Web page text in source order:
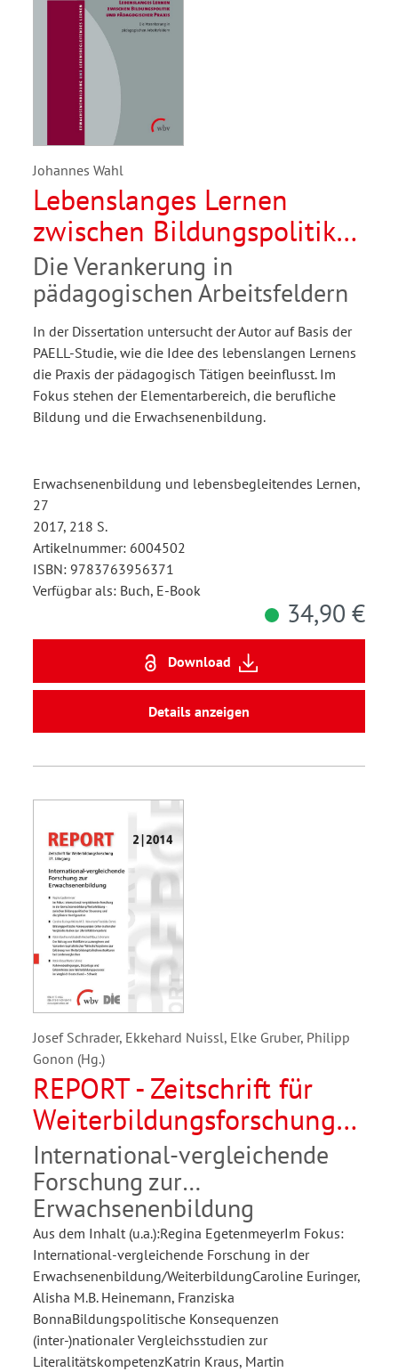
Johannes Wahl
Lebenslanges Lernen
zwischen Bildungspolitik
und pädagogischer Praxis
Die Verankerung in
pädagogischen Arbeitsfeldern
In der Dissertation untersucht der Autor auf Basis der
PAELL-Studie, wie die Idee des lebenslangen Lernens
die Praxis der pädagogisch Tätigen beeinflusst. Im
Fokus stehen der Elementarbereich, die berufliche
Bildung und die Erwachsenenbildung.
Erwachsenenbildung und lebensbegleitendes Lernen,
27
2017, 218 S.
Artikelnummer: 6004502
ISBN: 9783763956371
Verfügbar als: Buch, E-Book
34,90 €
Download
Details anzeigen
Josef Schrader, Ekkehard Nuissl, Elke Gruber, Philipp
Gonon (Hg.)
REPORT - Zeitschrift für
Weiterbildungsforschung
02/2014
International-vergleichende
Forschung zur
Erwachsenenbildung
Aus dem Inhalt (u.a.):Regina EgetenmeyerIm Fokus:
International-vergleichende Forschung in der
Erwachsenenbildung/WeiterbildungCaroline Euringer,
Alisha M.B. Heinemann, Franziska
BonnaBildungspolitische Konsequenzen
(inter-)nationaler Vergleichsstudien zur
LiteralitätskompetenzKatrin Kraus, Martin